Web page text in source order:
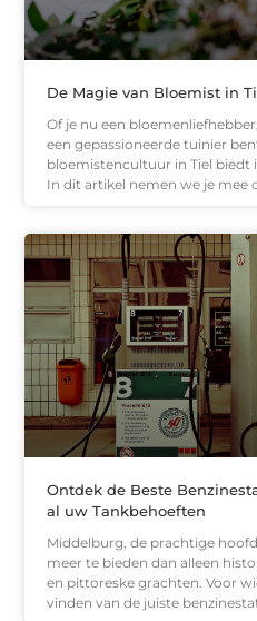
De Magie van Bloemist in
Of je nu een
een gepassioneerde tuinier
bloemistencultuur in Tiel biedt
In dit artikel nemen we je mee
Ontdek de Beste
al uw Tankbehoeften
Middelburg, de prachtige
meer te bieden dan alleen
en pittoreske grachten. Voor
vinden van de juiste